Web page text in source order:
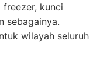
kunci
sebagainya.
wilayah seluruh